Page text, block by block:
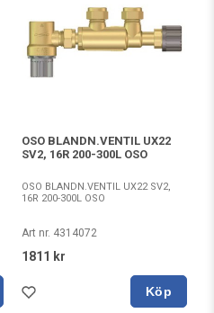
OSO BLANDN.VENTIL UX22
SV2, 16R 200-300L OSO
OSO BLANDN.VENTIL UX22 SV2,
16R 200-300L OSO
Art nr. 4314072
1811 kr
Köp